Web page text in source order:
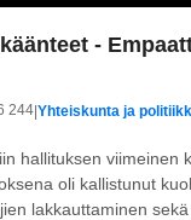
-
244 Yhteiskunta ja
hallituksen viimeinen
oli kallistunut
lakkauttaminen